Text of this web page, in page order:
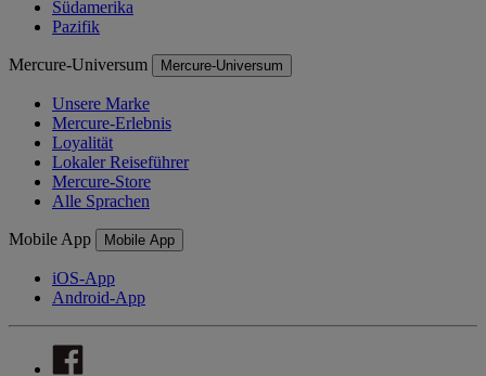
Südamerika
Pazifik
Mercure-Universum Mercure-Universum
Unsere Marke
Mercure-Erlebnis
Loyalität
Lokaler Reiseführer
Mercure-Store
Alle Sprachen
Mobile App Mobile App
iOS-App
Android-App